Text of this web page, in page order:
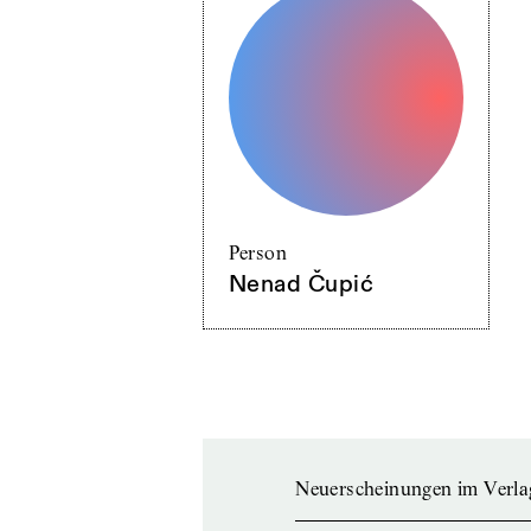
Person
Nenad Čupić
Neuerscheinungen im